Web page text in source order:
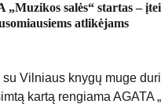
„Muzikos salės“ startas –
atlikėjams
Vilniaus knygų muge
kartą rengiama AGATA